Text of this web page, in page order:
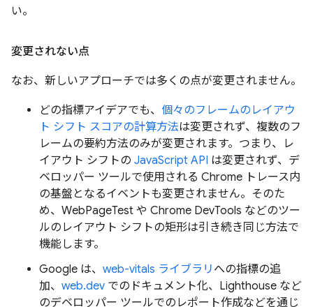
い。
変更されない点
なお、新しいアプローチでは多くの点が変更されません。
どの指標アイデアでも、 個々のフレームのレイアウ
ト シフト スコアの計算方法は変更されず、複数のフ
レームの要約方法のみが変更されます。つまり、レ
イアウト シフトの JavaScript API は変更されず、デ
ベロッパー ツールで使用される Chrome トレース内
の基盤となるイベントも変更されません。そのた
め、WebPageTest や Chrome DevTools などのツー
ルのレイアウト シフトの矩形は引き続き同じ方法で
機能します。
Google は、 web-vitals ライブラリ への指標の追
加、 web.dev でのドキュメント化、Lighthouse など
のデベロッパー ツールでのレポート作成などを通じ